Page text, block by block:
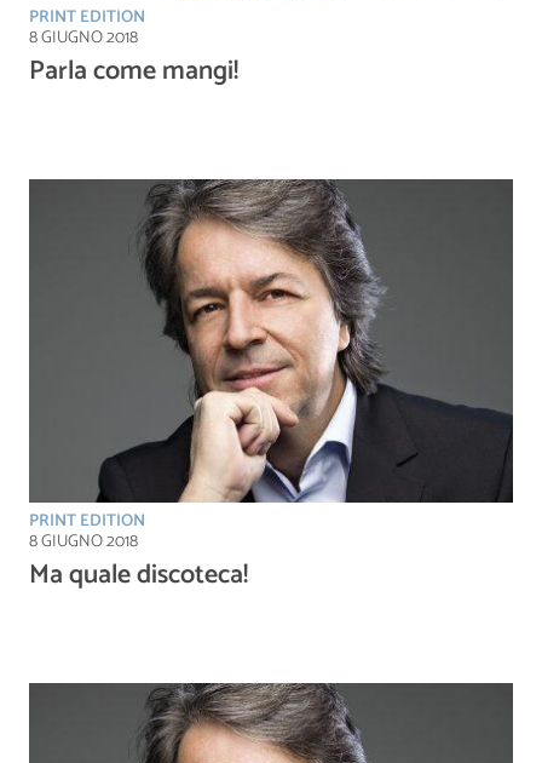
PRINT EDITION
8 GIUGNO 2018
Parla come mangi!
PRINT EDITION
8 GIUGNO 2018
Ma quale discoteca!